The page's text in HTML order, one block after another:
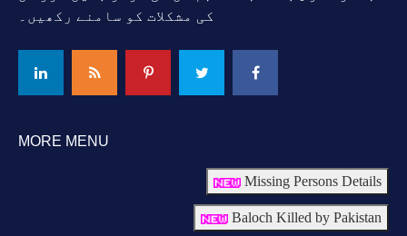
کی مشکلات کو سامنے رکھیں۔
MORE MENU
Missing Persons Details
Baloch Killed by Pakistan